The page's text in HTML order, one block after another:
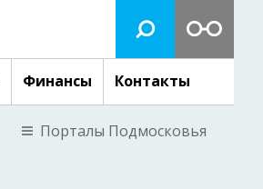
Финансы Контакты
Порталы Подмосковья